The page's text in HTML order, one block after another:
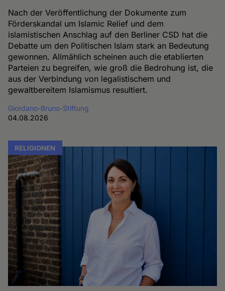
Nach der Veröffentlichung der Dokumente zum
Förderskandal um Islamic Relief und dem
islamistischen Anschlag auf den Berliner CSD hat die
Debatte um den Politischen Islam stark an Bedeutung
gewonnen. Allmählich scheinen auch die etablierten
Parteien zu begreifen, wie groß die Bedrohung ist, die
aus der Verbindung von legalistischem und
gewaltbereitem Islamismus resultiert.
Giordano-Bruno-Stiftung
04.08.2026
RELIGIONEN